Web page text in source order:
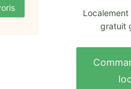
gratuit